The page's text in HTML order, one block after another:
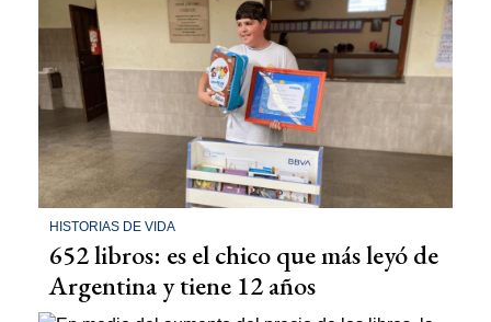
HISTORIAS DE VIDA
652 libros: es el chico que más leyó de
Argentina y tiene 12 años